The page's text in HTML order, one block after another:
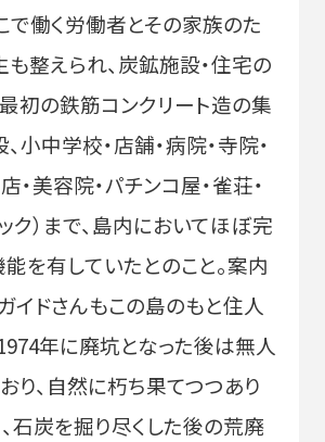
で働く労働者とその家族のた
整えられ、炭鉱施設・住宅の
初の鉄筋コンクリート造の集
小中学校・店舗・病院・寺院・
・美容院・パチンコ屋・雀荘・
ク）まで、島内においてほぼ完
を有していたとのこと。案内
イドさんもこの島のもと住人
年に廃坑となった後は無人
り、自然に朽ち果てつつあり
石炭を掘り尽くした後の荒廃